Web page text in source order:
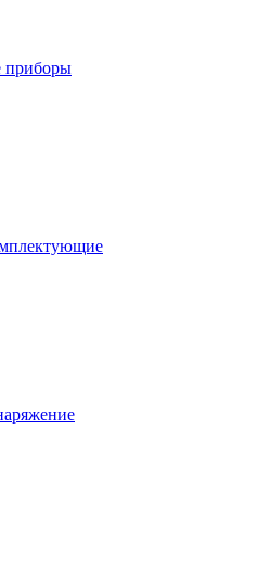
приборы